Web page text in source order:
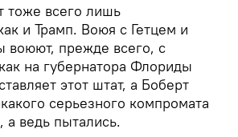
тоже всего лишь
и Трамп. Воюя с Гетцем и
воюют, прежде всего, с
на губернатора Флориды
этот штат, а Боберт
серьезного компромата
а ведь пытались.